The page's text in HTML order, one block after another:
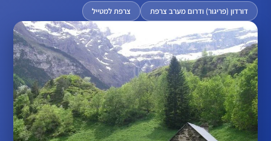
דורדון (פריגור) ודרום מערב צרפת צרפת למטייל